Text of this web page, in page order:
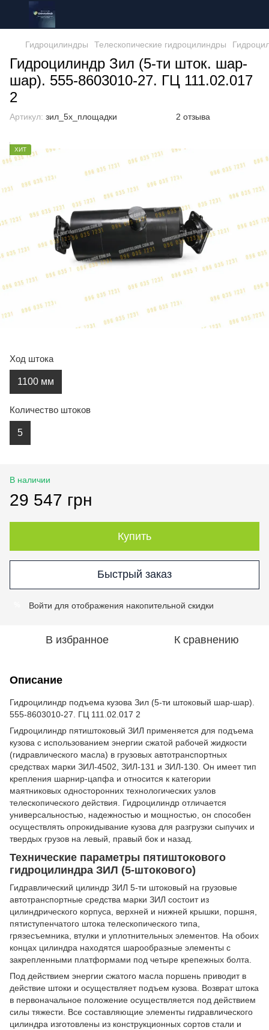
Гидроцилиндры Телескопические гидроцилиндры
Гидроцилиндр Зил (5-ти шток. шар-
шар). 555-8603010-27. ГЦ 111.02.017
2
Артикул: зил_5х_площадки 2 отзыва
ХИТ
Ход штока
1100 мм
Количество штоков
5
В наличии
29 547 грн
Купить
Быстрый заказ
Войти для отображения накопительной скидки
В избранное К сравнению
Описание
Гидроцилиндр подъема кузова Зил (5-ти штоковый шар-шар).
555-8603010-27. ГЦ 111.02.017 2
Гидроцилиндр пятиштоковый ЗИЛ применяется для подъема
кузова с использованием энергии сжатой рабочей жидкости
(гидравлического масла) в грузовых автотранспортных
средствах марки ЗИЛ-4502, ЗИЛ-131 и ЗИЛ-130. Он имеет тип
крепления шарнир-цапфа и относится к категории
маятниковых односторонних технологических узлов
телескопического действия. Гидроцилиндр отличается
универсальностью, надежностью и мощностью, он способен
осуществлять опрокидывание кузова для разгрузки сыпучих и
твердых грузов на левый, правый бок и назад.
Технические параметры пятиштокового
гидроцилиндра ЗИЛ (5-штокового)
Гидравлический цилиндр ЗИЛ 5-ти штоковый на грузовые
автотранспортные средства марки ЗИЛ состоит из
цилиндрического корпуса, верхней и нижней крышки, поршня,
пятиступенчатого штока телескопического типа,
грязесъемника, втулки и уплотнительных элементов. На обоих
концах цилиндра находятся шарообразные элементы с
закрепленными платформами под четыре крепежных болта.
Под действием энергии сжатого масла поршень приводит в
действие штоки и осуществляет подъем кузова. Возврат штока
в первоначальное положение осуществляется под действием
силы тяжести. Все составляющие элементы гидравлического
цилиндра изготовлены из конструкционных сортов стали и